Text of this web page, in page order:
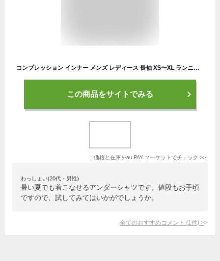
コンプレッション インナー メンズ レディース 長袖 XS〜XL ランニング アンダーシャツハイネック 着圧 マラソン ジョギング ウォーキン
この商品をサイトでみる
価格と在庫をau PAY マーケット でチェック >>
わっしょい(20代・男性)
暑い夏でも着こなせるアンダーシャツです。値段もお手頃
ですので、試してみてはいかがでしょうか。
全てのおすすめコメント (1 件) >